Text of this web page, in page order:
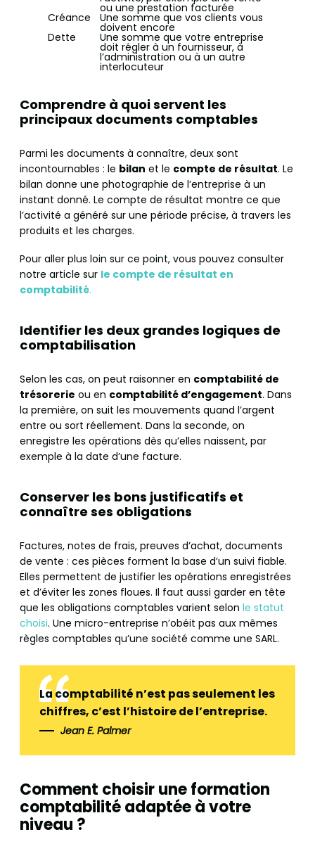
ou une prestation facturée
Créance Une somme que vos clients vous
doivent encore
Dette Une somme que votre entreprise
doit régler à un fournisseur, à
l’administration ou à un autre
interlocuteur
Comprendre à quoi servent les
principaux documents comptables
Parmi les documents à connaître, deux sont
incontournables : le bilan et le compte de résultat. Le
bilan donne une photographie de l’entreprise à un
instant donné. Le compte de résultat montre ce que
l’activité a généré sur une période précise, à travers les
produits et les charges.
Pour aller plus loin sur ce point, vous pouvez consulter
notre article sur le compte de résultat en
comptabilité.
Identifier les deux grandes logiques de
comptabilisation
Selon les cas, on peut raisonner en comptabilité de
trésorerie ou en comptabilité d’engagement. Dans
la première, on suit les mouvements quand l’argent
entre ou sort réellement. Dans la seconde, on
enregistre les opérations dès qu’elles naissent, par
exemple à la date d’une facture.
Conserver les bons justificatifs et
connaître ses obligations
Factures, notes de frais, preuves d’achat, documents
de vente : ces pièces forment la base d’un suivi fiable.
Elles permettent de justifier les opérations enregistrées
et d’éviter les zones floues. Il faut aussi garder en tête
que les obligations comptables varient selon le statut
choisi. Une micro-entreprise n’obéit pas aux mêmes
règles comptables qu’une société comme une SARL.
La comptabilité n’est pas seulement les
chiffres, c’est l’histoire de l’entreprise.
Jean E. Palmer
Comment choisir une formation
comptabilité adaptée à votre
niveau ?